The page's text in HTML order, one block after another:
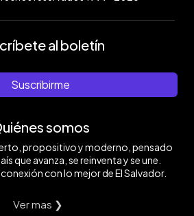
al boletín
Suscribirme
somos
propositivo y moderno, pensado
que avanza, se reinventa y se une.
con lo mejor de El Salvador.
Ver mas ❯